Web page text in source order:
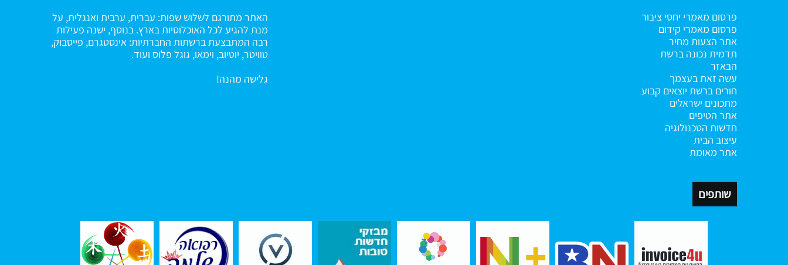
פרסום מאמרי יחסי ציבור
פרסום מאמרי קידום
אתר הצעות מחיר
תדמית נכונה ברשת
הבאזר
עשה זאת בעצמך
חורים ברשת יוצאים קבוע
מתכונים ישראלים
אתר הטיפים
חדשות הטכנולוגיה
עיצוב הבית
אתר מאומת
האתר מתורגם לשלוש שפות: עברית, ערבית ואנגלית, על
מנת להגיע לכל האוכלוסיות בארץ. בנוסף, ישנה פעילות
רבה המתבצעת ברשתות החברתיות: אינסטגרם, פייסבוק,
טוויטר, יוטיוב, וימאו, גוגל פלוס ועוד.
גלישה מהנה!
שותפים